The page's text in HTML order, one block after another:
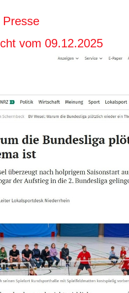
Presse
vom 09.12.2025